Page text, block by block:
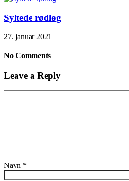
Syltede rødløg
27. januar 2021
No Comments
Leave a Reply
Navn *